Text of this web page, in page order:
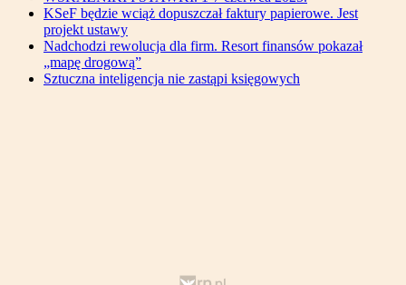
KSeF będzie wciąż dopuszczał faktury papierowe. Jest
projekt ustawy
Nadchodzi rewolucja dla firm. Resort finansów pokazał
„mapę drogową”
Sztuczna inteligencja nie zastąpi księgowych